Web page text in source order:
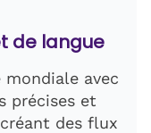
de langue
mondiale avec
précises et
des flux